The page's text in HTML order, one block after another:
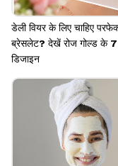
डेली वियर के लिए चाहिए
ब्रेसलेट? देखें रोज गोल्ड के 7
डिजाइन